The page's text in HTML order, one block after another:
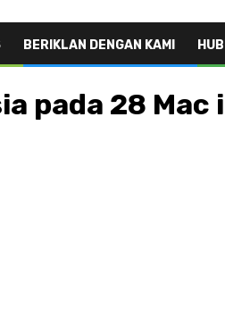
BERIKLAN DENGAN KAMI
pada 28 Mac